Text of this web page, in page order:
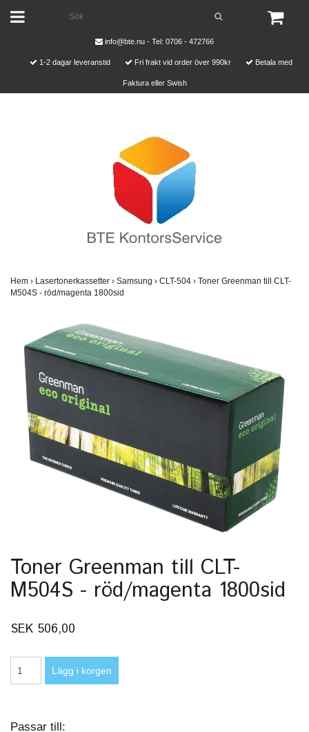
info@bte.nu - Tel: 0706 - 472766
1-2 dagar leveranstid Fri frakt vid order över 990kr Betala med
Faktura eller Swish
Hem › Lasertonerkassetter › Samsung › CLT-504 › Toner Greenman till CLT-
M504S - röd/magenta 1800sid
Toner Greenman till CLT-
M504S - röd/magenta 1800sid
SEK 506,00
Passar till: